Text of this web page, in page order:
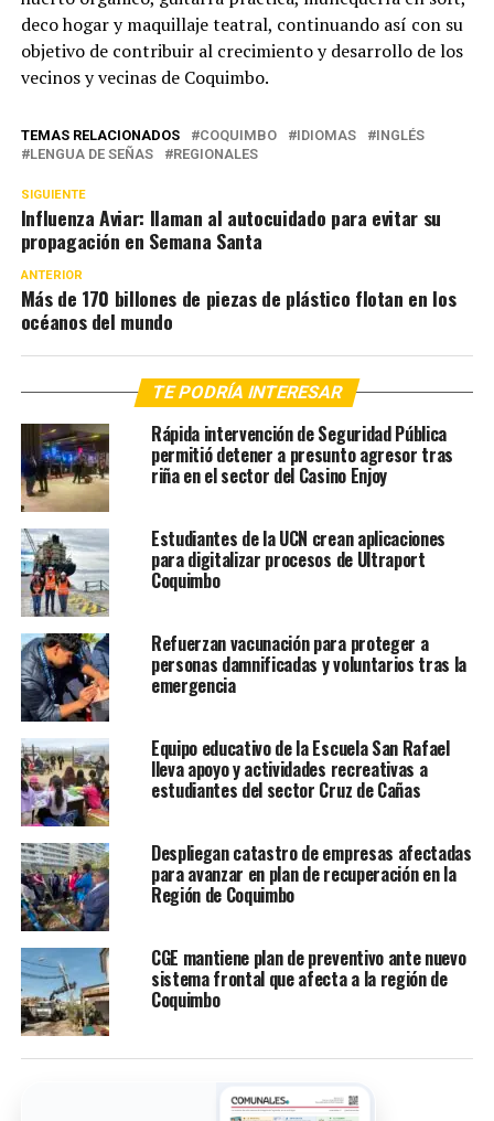
deco hogar y maquillaje teatral, continuando así con su
objetivo de contribuir al crecimiento y desarrollo de los
vecinos y vecinas de Coquimbo.
TEMAS RELACIONADOS COQUIMBO IDIOMAS
INGLÉS
LENGUA DE SEÑAS
REGIONALES
SIGUIENTE
Influenza Aviar: llaman al autocuidado para evitar su
propagación en Semana Santa
ANTERIOR
Más de 170 billones de piezas de plástico flotan en los
océanos del mundo
TE PODRÍA INTERESAR
Rápida intervención de Seguridad Pública
permitió detener a presunto agresor tras
riña en el sector del Casino Enjoy
Estudiantes de la UCN crean aplicaciones
para digitalizar procesos de Ultraport
Coquimbo
Refuerzan vacunación para proteger a
personas damnificadas y voluntarios tras la
emergencia
Equipo educativo de la Escuela San Rafael
lleva apoyo y actividades recreativas a
estudiantes del sector Cruz de Cañas
Despliegan catastro de empresas afectadas
para avanzar en plan de recuperación en la
Región de Coquimbo
CGE mantiene plan de preventivo ante nuevo
sistema frontal que afecta a la región de
Coquimbo